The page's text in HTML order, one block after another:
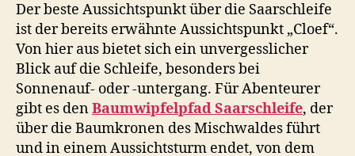
Der beste Aussichtspunkt über die Saarschleife
ist der bereits erwähnte Aussichtspunkt „Cloef“.
Von hier aus bietet sich ein unvergesslicher
Blick auf die Schleife, besonders bei
Sonnenauf- oder -untergang. Für Abenteurer
gibt es denBaumwipfelpfad Saarschleife, der
über die Baumkronen des Mischwaldes führt
und in einem Aussichtsturm endet, von dem